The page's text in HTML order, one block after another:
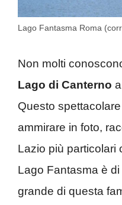
Lago Fantasma Roma
Non molti
Lago di Canterno
Questo
ammirare in foto,
Lazio più particolari
Lago Fantasma è
grande di questa